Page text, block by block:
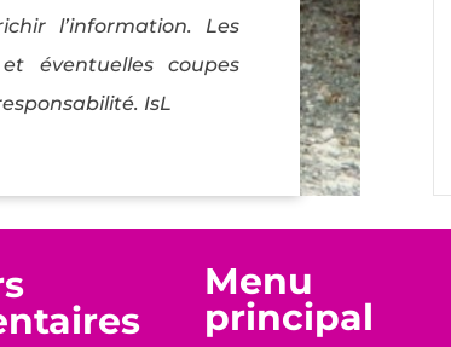
l’information. Les
éventuelles coupes
IsL
Menu
principal